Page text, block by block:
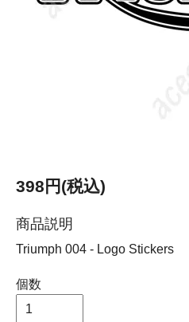
398円(税込)
商品説明
Triumph 004 - Logo Stickers
個数